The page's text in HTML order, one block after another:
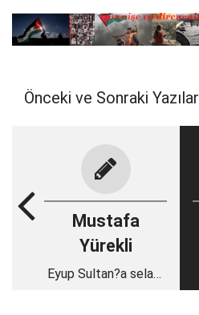
Önceki ve Sonraki Yazılar
Mustafa
Yürekli
Eyup Sultan?a selam